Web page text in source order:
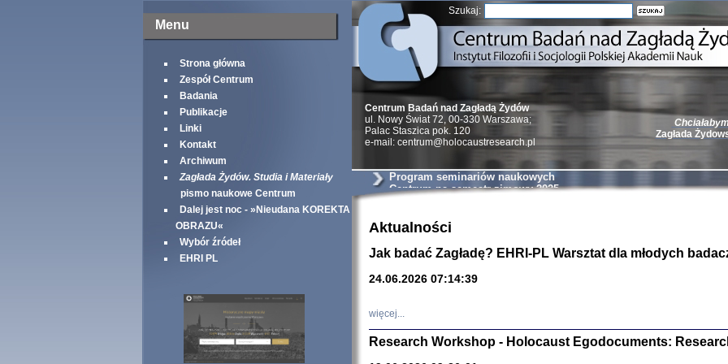
Menu
Strona główna
Zespół Centrum
Badania
Publikacje
Linki
Kontakt
Archiwum
Zagłada Żydów. Studia i Materiały
pismo naukowe Centrum
Dalej jest noc - »Nieudana KOREKTA
OBRAZU«
Wybór źródeł
EHRI PL
Szukaj:
Zagłada
Żydzi w
Natalia Aleksiun,
Deborah Dash
Turski, Laurence
Centrum Badań nad Zagładą Żydów
ul. Nowy Świat 72, 00-330 Warszawa;
Palac Staszica pok. 120
e-mail: centrum@holocaustresearch.pl
Program seminariów naukowych
Centrum na semestr zimowy 2025
Aktualności
Jak badać Zagładę? EHRI-PL Warsztat dla młodych
24.06.2026 07:14:39
więcej...
Research Workshop - Holocaust Egodocuments: